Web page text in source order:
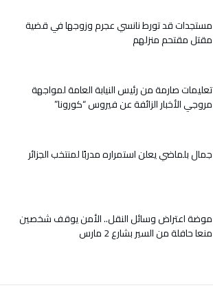
مغلقة
مستجدات قد تورط نانسي عجرم وزوجها في قضية
مقتل مقتحم منزلهم
تعليمات صارمة من رئيس النيابة العامة لمواجهة
مروجي الأخبار الزائفة عن فيروس “كورونا”
جمال بلماضي يعلن استمراره مدربًا لمنتخب الجزائر
موضة اعتراض وسائل النقل.. الأمن يوقف شخصين
منعا حافلة من السير بشارع 2 مارس